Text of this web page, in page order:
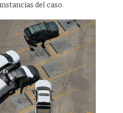
del caso.